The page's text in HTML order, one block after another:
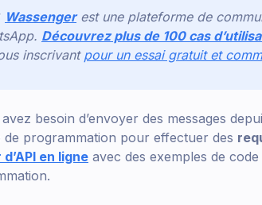
Wassengerest une plateforme de
Découvrez plus de 100 cas
inscrivant pour un essai gratuit et
besoin d’envoyer des messages
de programmation pour effectuer des
en ligne avec des exemples de